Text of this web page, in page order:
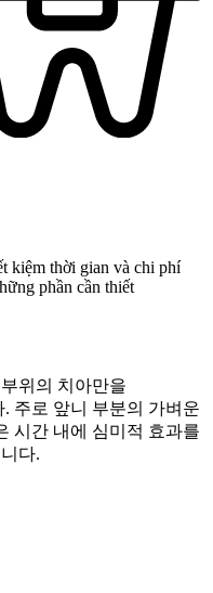
kiệm thời gian và chi phí
phần cần thiết
위의 치아만을
주로 앞니 부분의 가벼운
시간 내에 심미적 효과를
다.